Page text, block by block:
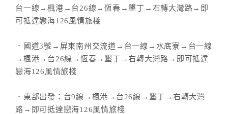
台一線→楓港→台26線→恆春→墾丁→右轉大灣路→即
可抵達戀海126風情旅棧
．國道3號→屏東南州交流道→台一線→水底寮→台一線
→楓港→台26線→恆春→墾丁→右轉大灣路→即可抵達
戀海126風情旅棧
．東部出發：台9線→楓港→台26線→墾丁→右轉大灣
路→即可抵達戀海126風情旅棧